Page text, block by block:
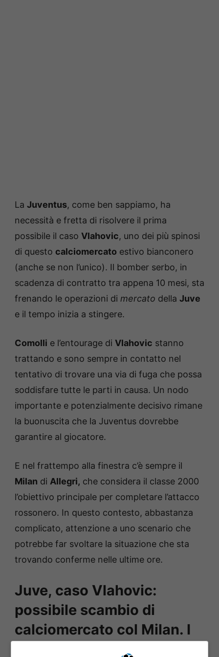
La Juventus, come ben sappiamo, ha
necessità e fretta di risolvere il prima
possibile il caso Vlahovic, uno dei più spinosi
di questo calciomercato estivo bianconero
(anche se non l’unico). Il bomber serbo, in
scadenza di contratto tra appena 10 mesi, sta
frenando le operazioni di mercato della Juve
e il tempo inizia a stingere.
Comolli e l’entourage di Vlahovic stanno
trattando e sono sempre in contatto nel
tentativo di trovare una via di fuga che possa
soddisfare tutte le parti in causa. Un nodo
importante e potenzialmente decisivo rimane
la buonuscita che la Juventus dovrebbe
garantire al giocatore.
E nel frattempo alla finestra c’è sempre il
Milan di Allegri, che considera il classe 2000
l’obiettivo principale per completare l’attacco
rossonero. In questo contesto, abbastanza
complicato, attenzione a uno scenario che
potrebbe far svoltare la situazione che sta
trovando conferme nelle ultime ore.
Juve, caso Vlahovic:
possibile scambio di
calciomercato col Milan. I